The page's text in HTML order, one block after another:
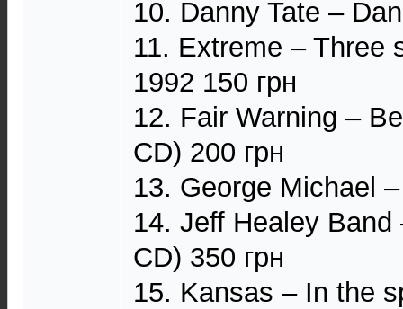
10. Danny Tate ‎–
11. Extreme – Three
1992 150 грн
12. Fair Warning –
CD) 200 грн
13. George Michael
14. Jeff Healey
CD) 350 грн
15. Kansas – In the